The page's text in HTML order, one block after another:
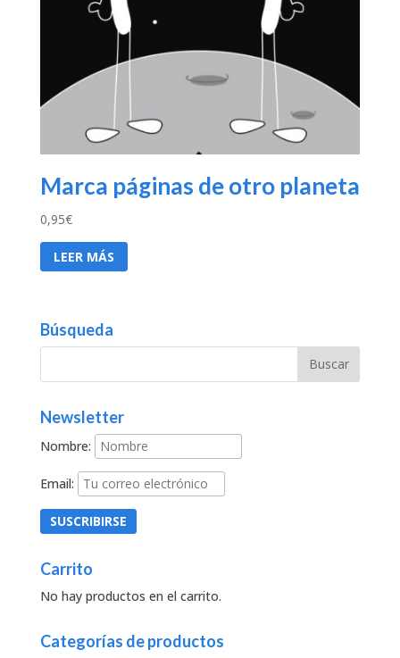
Marca páginas de otro planeta
0,95€
LEER MÁS
Búsqueda
Newsletter
Nombre:
Email:
Carrito
No hay productos en el carrito.
Categorías de productos